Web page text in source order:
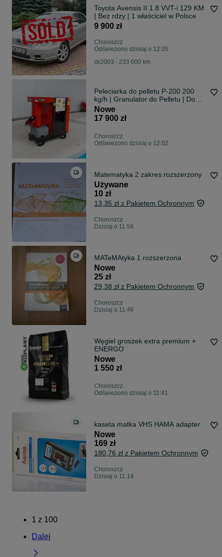
Toyota Avensis II 1.8 VVT-i 129 KM
| Bez rdzy | 1 właściciel w Polsce
9 900 zł
Choroszcz
Odświeżono dzisiaj o 12:05
2003 - 233 000 km
Peleciarka do pelletu P-200 200
kg/h | Granulator do Pelletu | Do
Trocin Słomy Paszy | 7,5 kW | FV
VAT Dostawa cała Polska
Nowe
17 900 zł
Choroszcz
Odświeżono dzisiaj o 12:02
Matematyka 2 zakres rozszerzony
Używane
10 zł
13,35 zł z Pakietem Ochronnym
Choroszcz
Dzisiaj o 11:56
MATeMAtyka 1 rozszerzona
Nowe
25 zł
29,38 zł z Pakietem Ochronnym
Choroszcz
Dzisiaj o 11:46
Węgiel groszek extra premium +
ENERGO
Nowe
1 550 zł
Choroszcz
Odświeżono dzisiaj o 11:41
kaseta matka VHS HAMA adapter
Nowe
169 zł
180,76 zł z Pakietem Ochronnym
Choroszcz
Dzisiaj o 11:14
1 z 100
Dalej